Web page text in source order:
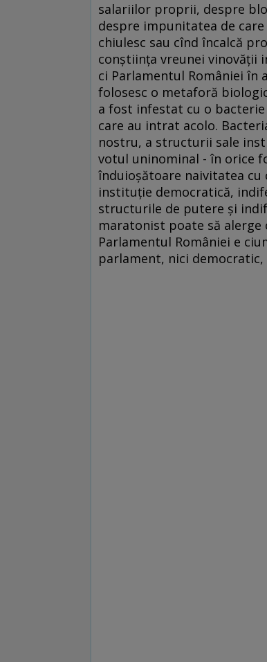
salariilor proprii, despre
despre impunitatea de
chiulesc sau cînd încalcă
conştiinţa vreunei vinovăţii
ci Parlamentul României în
folosesc o metaforă
a fost infestat cu o
care au intrat acolo.
nostru, a structurii sale
votul uninominal - în orice
înduioşătoare naivitatea
instituţie democratică,
structurile de putere şi
maratonist poate să
Parlamentul României e
parlament, nici democratic,